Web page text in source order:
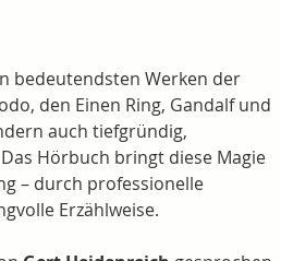
bedeutendsten Werken der
den Einen Ring, Gandalf und
auch tiefgründig,
Hörbuch bringt diese Magie
– durch professionelle
Erzählweise.